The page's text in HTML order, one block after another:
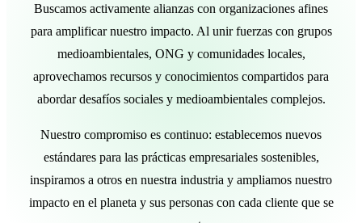
Buscamos activamente alianzas con organizaciones afines
para amplificar nuestro impacto. Al unir fuerzas con grupos
medioambientales, ONG y comunidades locales,
aprovechamos recursos y conocimientos compartidos para
abordar desafíos sociales y medioambientales complejos.
Nuestro compromiso es continuo: establecemos nuevos
estándares para las prácticas empresariales sostenibles,
inspiramos a otros en nuestra industria y ampliamos nuestro
impacto en el planeta y sus personas con cada cliente que se